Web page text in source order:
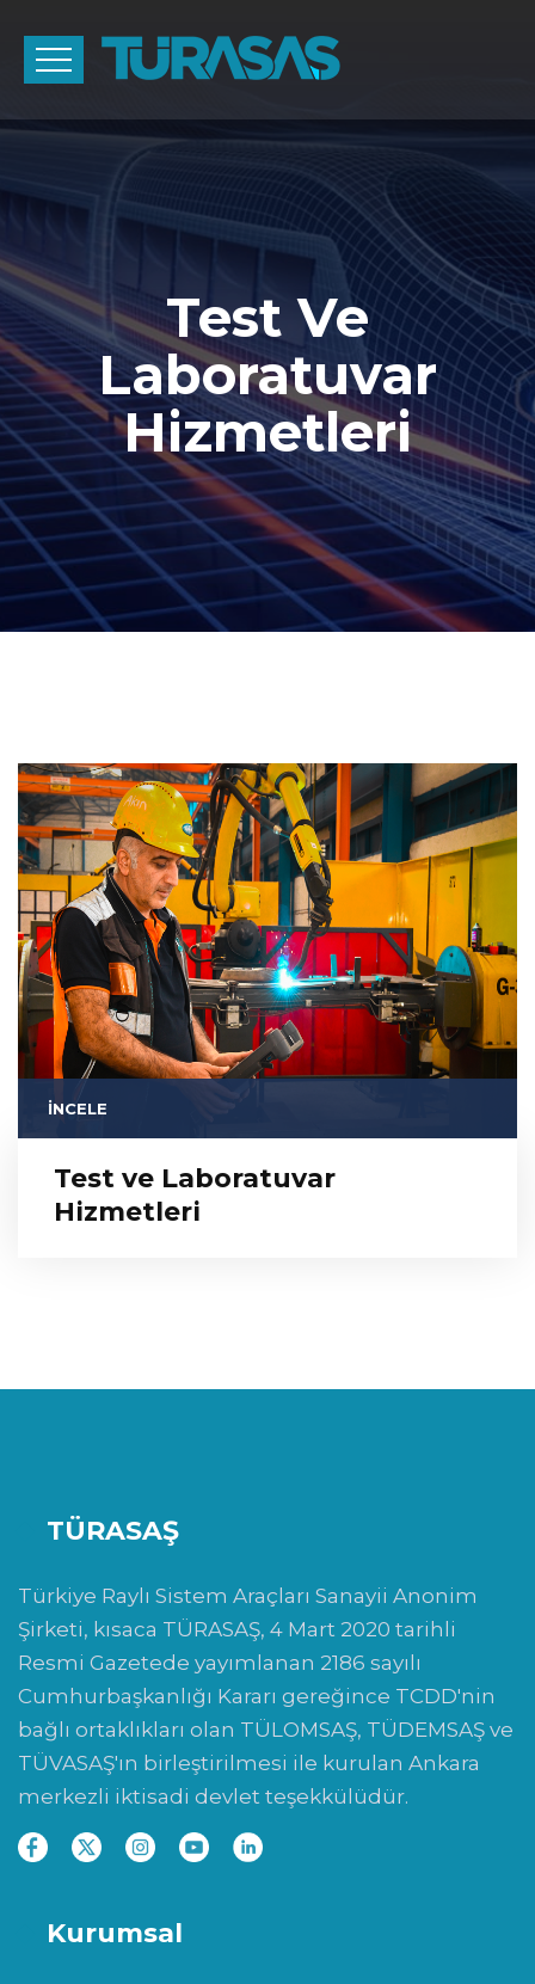
Test Ve
Laboratuvar
Hizmetleri
İNCELE
Test ve Laboratuvar
Hizmetleri
TÜRASAŞ
Türkiye Raylı Sistem Araçları Sanayii Anonim
Şirketi, kısaca TÜRASAŞ, 4 Mart 2020 tarihli
Resmi Gazetede yayımlanan 2186 sayılı
Cumhurbaşkanlığı Kararı gereğince TCDD'nin
bağlı ortaklıkları olan TÜLOMSAŞ, TÜDEMSAŞ ve
TÜVASAŞ'ın birleştirilmesi ile kurulan Ankara
merkezli iktisadi devlet teşekkülüdür.
Kurumsal